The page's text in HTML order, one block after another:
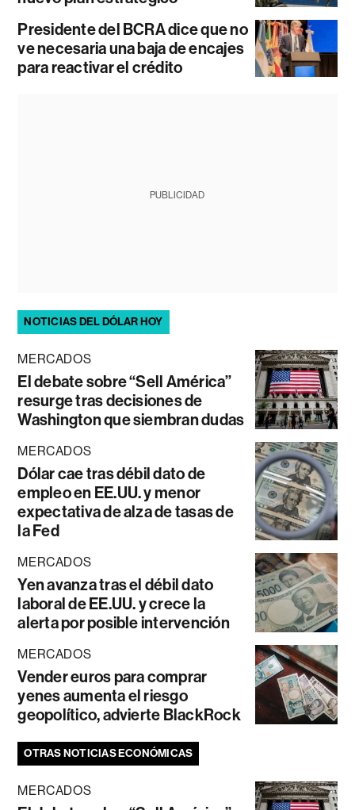
Presidente del BCRA dice que no
ve necesaria una baja de encajes
para reactivar el crédito
PUBLICIDAD
NOTICIAS DEL DÓLAR HOY
MERCADOS
El debate sobre “Sell América”
resurge tras decisiones de
Washington que siembran dudas
MERCADOS
Dólar cae tras débil dato de
empleo en EE.UU. y menor
expectativa de alza de tasas de
la Fed
MERCADOS
Yen avanza tras el débil dato
laboral de EE.UU. y crece la
alerta por posible intervención
MERCADOS
Vender euros para comprar
yenes aumenta el riesgo
geopolítico, advierte BlackRock
OTRAS NOTICIAS ECONÓMICAS
MERCADOS